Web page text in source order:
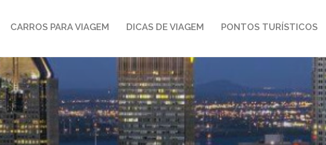
CARROS PARA VIAGEM DICAS DE VIAGEM PONTOS TURÍSTICOS